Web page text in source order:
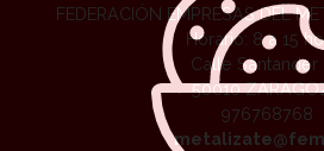
FEDERACIÓN EMPRESAS DEL
Horario: 8 a 15
Calle Santander
50010
976768768